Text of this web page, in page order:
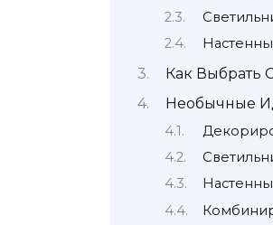
Как Выбрать
Необычные